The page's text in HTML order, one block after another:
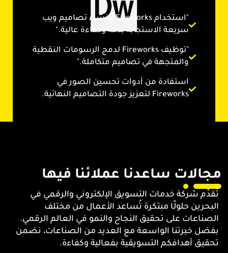
"استخدام Fireworks لإنشاء تصاميم ويب
سريعة الاستجابة بدقة وكفاءة عالية."
"توظيف Fireworks لدمج الرسومات النقطية
والمتجهة في تصاميم متكاملة."
استفادة من أدوات تحسين الصور في
Fireworks لتعزيز جودة التصاميم النهائية.
مجالات ساعدنا عملائنا فيها
تُقدِّم شركة خدمات التسويق الإلكتروني والرقمي في
البحرين حلولًا مبتكرة تُساعد الأعمال من مختلف
الصناعات على تحقيق النجاح والنمو في العالم الرقمي.
بفضل خبرتنا الواسعة مع العديد من الصناعات، نضمن
تحقيق أهدافكم التسويقية بفعالية وكفاءة.